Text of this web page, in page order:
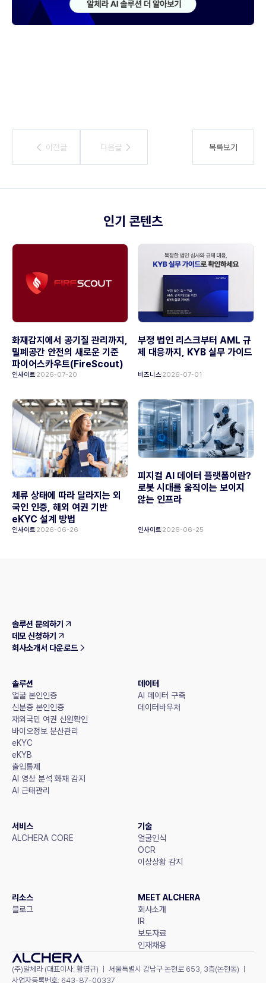
이전글
이전글 다음글
다음글 목록보기
인기 콘텐츠
화재감지에서 공기질 관리까지,
밀폐공간 안전의 새로운 기준
파이어스카우트(FireScout)
인사이트 2026-07-20
부정 법인 리스크부터 AML 규
제 대응까지, KYB 실무 가이드
비즈니스 2026-07-01
체류 상태에 따라 달라지는 외
국인 인증, 해외 여권 기반
eKYC 설계 방법
인사이트 2026-06-26
피지컬 AI 데이터 플랫폼이란?
로봇 시대를 움직이는 보이지
않는 인프라
인사이트 2026-06-25
솔루션 문의하기
데모 신청하기
회사소개서 다운로드
솔루션
얼굴 본인인증
신분증 본인인증
재외국민 여권 신원확인
바이오정보 분산관리
eKYC
eKYB
출입통제
AI 영상 분석 화재 감지
AI 근태관리
데이터
AI 데이터 구축
데이터바우처
서비스
ALCHERA CORE
기술
얼굴인식
OCR
이상상황 감지
리소스
블로그
MEET ALCHERA
회사소개
IR
보도자료
인재채용
(주)알체라 (대표이사: 황영규) ㅣ 서울특별시 강남구 논현로 653, 3층(논현동) ㅣ
사업자등록번호: 643-87-00337